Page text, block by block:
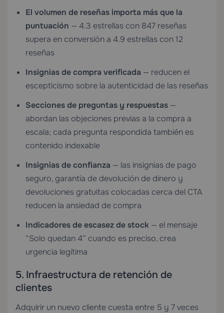
El volumen de reseñas importa más que la
puntuación — 4.3 estrellas con 847 reseñas
supera en conversión a 4.9 estrellas con 12
reseñas
Insignias de compra verificada — reducen el
escepticismo sobre la autenticidad de las reseñas
Secciones de preguntas y respuestas —
abordan las objeciones previas a la compra a
escala; cada pregunta respondida también es
contenido indexable
Insignias de confianza — las insignias de pago
seguro, garantía de devolución de dinero y
devoluciones gratuitas colocadas cerca del CTA
reducen la ansiedad de compra
Indicadores de escasez de stock — el mensaje
“Solo quedan 4” cuando es preciso, crea
urgencia legítima
5. Infraestructura de retención de
clientes
Adquirir un nuevo cliente cuesta entre 5 y 7 veces